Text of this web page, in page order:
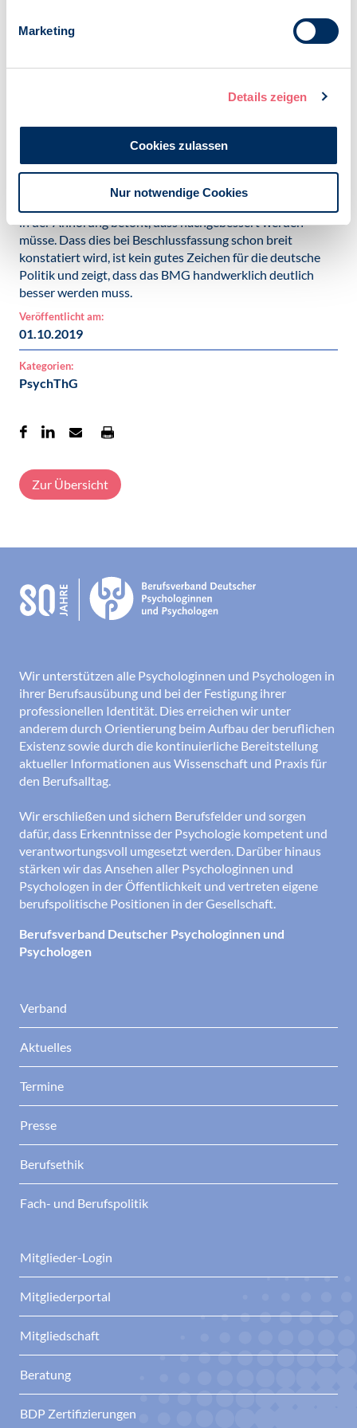
Marketing
Details zeigen
Cookies zulassen
Nur notwendige Cookies
Mit der neuen Berufsbezeichnung steigt die Intransparenz
im Hinblick auf Psychotherapeutinnen und
Von einer Harmonisierung, die das Ministerium als Ziel
darstellte, kann in absehbarer (Lebens-) Zeit keine Rede
Nicht die Menge an Gesetzen ist entscheidend, sondern
anstehenden Probleme.
Daher hat nicht nur die Opposition sondern sogar die SPD
in der Anhörung betont, dass nachgebessert werden
müsse. Dass dies bei Beschlussfassung schon breit
konstatiert wird, ist kein gutes Zeichen für die deutsche
Politik und zeigt, dass das BMG handwerklich deutlich
besser werden muss.
Veröffentlicht am:
01.10.2019
Kategorien:
PsychThG
Zur Übersicht
Wir unterstützen alle Psychologinnen und Psychologen in
ihrer Berufsausübung und bei der Festigung ihrer
professionellen Identität. Dies erreichen wir unter
anderem durch Orientierung beim Aufbau der beruflichen
Existenz sowie durch die kontinuierliche Bereitstellung
aktueller Informationen aus Wissenschaft und Praxis für
den Berufsalltag.
Wir erschließen und sichern Berufsfelder und sorgen
dafür, dass Erkenntnisse der Psychologie kompetent und
verantwortungsvoll umgesetzt werden. Darüber hinaus
stärken wir das Ansehen aller Psychologinnen und
Psychologen in der Öffentlichkeit und vertreten eigene
berufspolitische Positionen in der Gesellschaft.
Berufsverband Deutscher Psychologinnen und
Psychologen
Verband
Aktuelles
Termine
Presse
Berufsethik
Fach- und Berufspolitik
Mitglieder-Login
Mitgliederportal
Mitgliedschaft
Beratung
BDP Zertifizierungen